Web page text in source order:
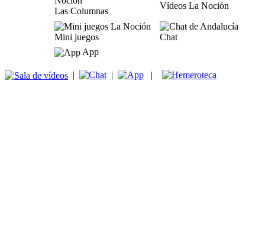
Las Columnas
Vídeos La Noción
Mini juegos
Chat
App
| | |